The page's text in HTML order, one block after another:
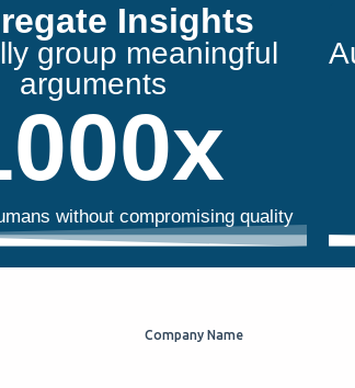
Insights
group meaningful
arguments
without compromising quality
x